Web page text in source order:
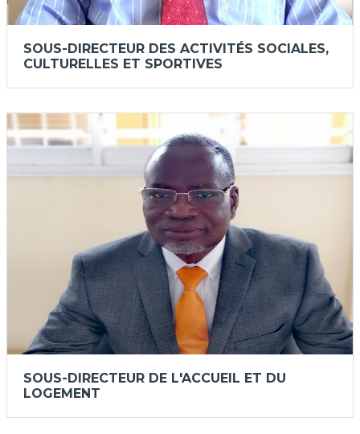
SOUS-DIRECTEUR DES ACTIVITÉS SOCIALES,
CULTURELLES ET SPORTIVES
SOUS-DIRECTEUR DE L'ACCUEIL ET DU
LOGEMENT